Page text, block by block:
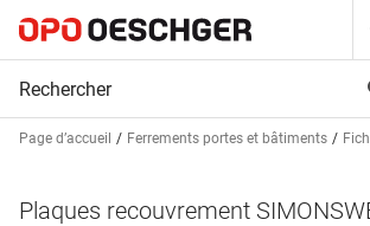
Page d’accueil Ferrements portes et bâtiments
Plaques recouvrement